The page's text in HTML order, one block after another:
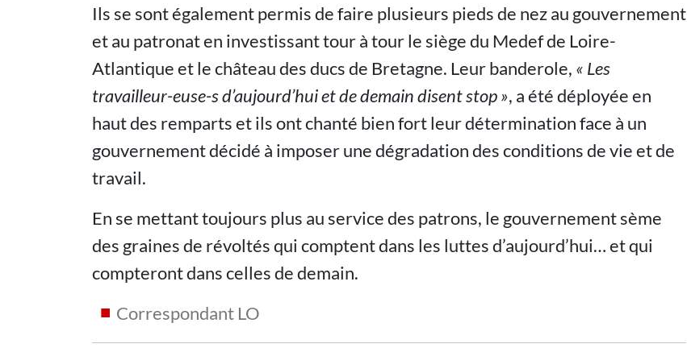
Ils se sont également permis de faire plusieurs pieds de nez au gouvernement
et au patronat en investissant tour à tour le siège du Medef de Loire-
Atlantique et le château des ducs de Bretagne. Leur banderole, « Les
travailleur-euse-s d’aujourd’hui et de demain disent stop », a été déployée en
haut des remparts et ils ont chanté bien fort leur détermination face à un
gouvernement décidé à imposer une dégradation des conditions de vie et de
travail.
En se mettant toujours plus au service des patrons, le gouvernement sème
des graines de révoltés qui comptent dans les luttes d’aujourd’hui… et qui
compteront dans celles de demain.
Correspondant LO